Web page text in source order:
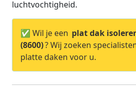
luchtvochtigheid.
✅ Wil je een plat dak
(8600)? Wij zoeken
platte daken voor u.